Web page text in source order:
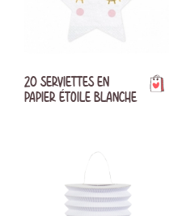
20 SERVIETTES EN
PAPIER ÉTOILE BLANCHE